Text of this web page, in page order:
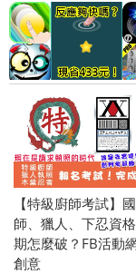
【特級廚師考試】
師、獵人、下忍資
期怎麼破？FB活動
創意